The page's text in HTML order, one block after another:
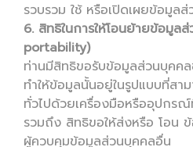
รวบรวม ใช้ หรือเปิดเผยข้อมูล
6. สิทธิในการให้โอนย้ายข้อมู
portability)
ท่านมีสิทธิขอรับข้อมูลส่วนบุคค
ทำให้ข้อมูลนั้นอยู่ในรูปแบบที่สา
ทั่วไปด้วยเครื่องมือหรืออุปกร
รวมถึง สิทธิขอให้ส่งหรือ โอน
ผู้ควบคุมข้อมูลส่วนบุคคลอื่น